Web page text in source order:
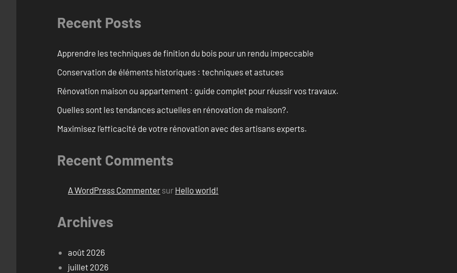
Recent Posts
Apprendre les techniques de finition du bois pour un rendu impeccable
Conservation de éléments historiques : techniques et astuces
Rénovation maison ou appartement : guide complet pour réussir vos travaux.
Quelles sont les tendances actuelles en rénovation de maison?.
Maximisez l’efficacité de votre rénovation avec des artisans experts.
Recent Comments
A WordPress Commenter sur Hello world!
Archives
août 2026
juillet 2026